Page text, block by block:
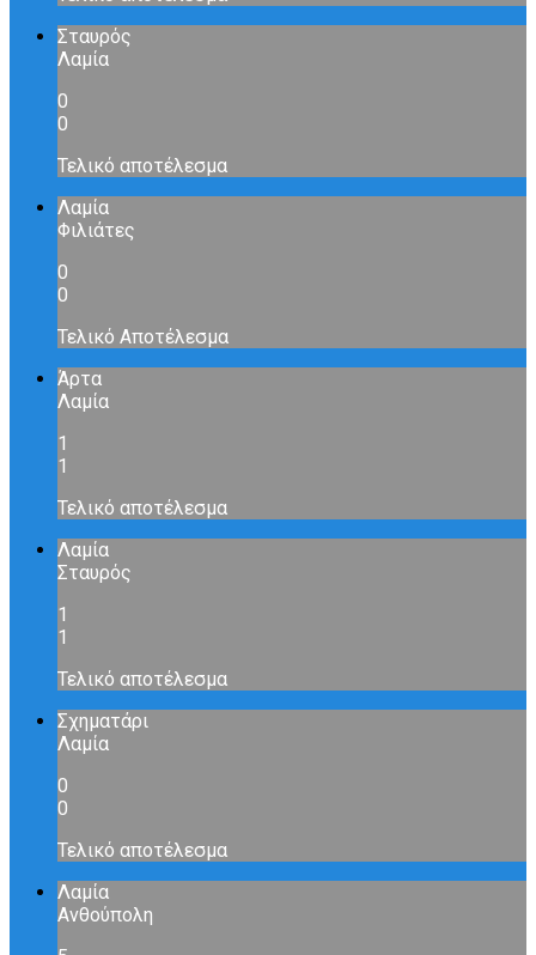
Σταυρός
Λαμία
0
0
Τελικό αποτέλεσμα
Λαμία
Φιλιάτες
0
0
Τελικό Αποτέλεσμα
Άρτα
Λαμία
1
1
Τελικό αποτέλεσμα
Λαμία
Σταυρός
1
1
Τελικό αποτέλεσμα
Σχηματάρι
Λαμία
0
0
Τελικό αποτέλεσμα
Λαμία
Ανθούπολη